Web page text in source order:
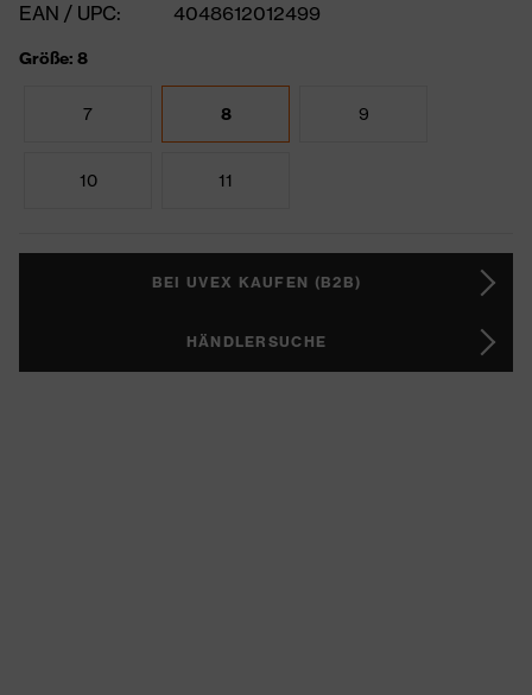
EAN / UPC:
4048612012499
Größe: 8
7 8 9
10 11
BEI UVEX KAUFEN (B2B)
HÄNDLERSUCHE